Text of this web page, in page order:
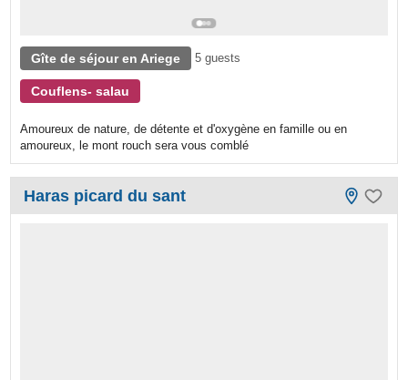
Gîte de séjour en Ariege 5 guests
Couflens- salau
Amoureux de nature, de détente et d'oxygène en famille ou en
amoureux, le mont rouch sera vous comblé
Haras picard du sant